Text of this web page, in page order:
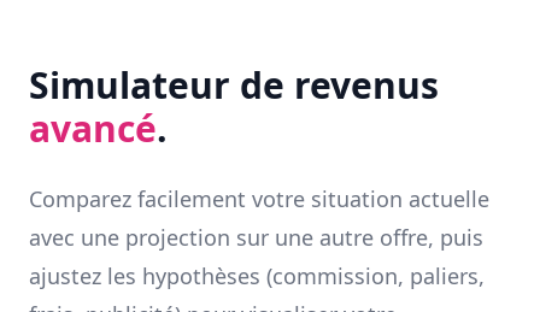
Simulateur de revenus
avancé.
Comparez facilement votre situation actuelle
avec une projection sur une autre offre, puis
ajustez les hypothèses (commission, paliers,